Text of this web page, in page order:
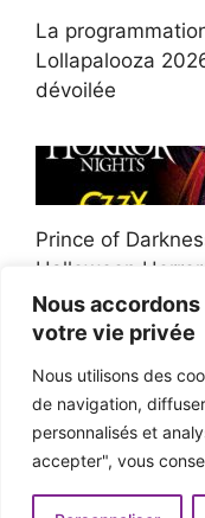
Nous
votre vie privée
Nous utilisons des
de navigation,
personnalisés et
accepter", vous
La
Lollapalooza
dévoilée
Prince of
Halloween
Afroman
victoire du jury